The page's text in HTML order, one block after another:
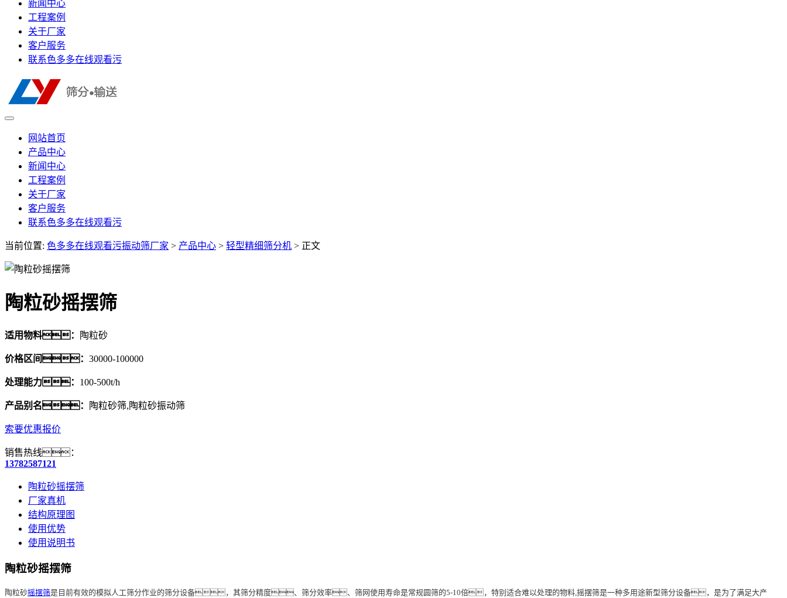
新闻中心
工程案例
关于厂家
客户服务
联系色多多在线观看污
网站首页
产品中心
新闻中心
工程案例
关于厂家
客户服务
联系色多多在线观看污
当前位置: 色多多在线观看污振动筛厂家 > 产品中心 > 轻型精细筛分机 > 正文
陶粒砂摇摆筛
适用物料： 陶粒砂
价格区间： 30000-100000
处理能力： 100-500t/h
产品别名： 陶粒砂筛,陶粒砂振动筛
索要优惠报价
销售热线：
13782587121
陶粒砂摇摆筛
厂家真机
结构原理图
使用优势
使用说明书
陶粒砂摇摆筛
陶粒砂摇摆筛是目前有效的模拟人工筛分作业的筛分设备，其筛分精度、筛分效率、筛网使用寿命是常规圆筛的5-10倍，特别适合难以处理的物料,摇摆筛是一种多用途新型筛分设备，是为了满足大产